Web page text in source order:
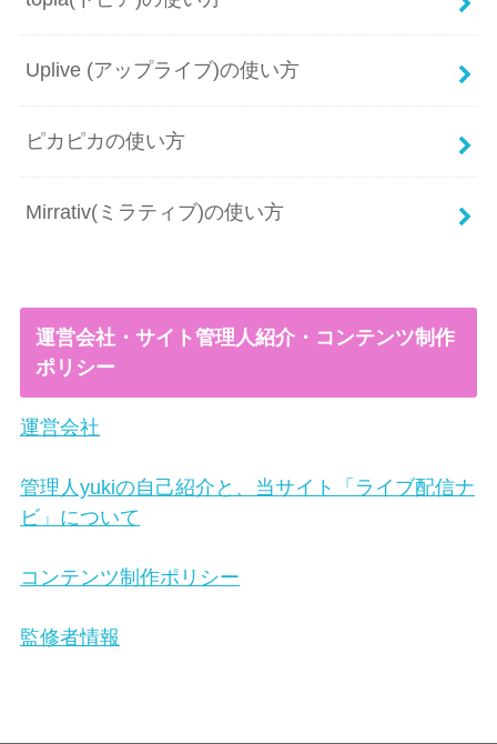
Uplive (アップライブ)の使い方
ピカピカの使い方
Mirrativ(ミラティブ)の使い方
運営会社・サイト管理人紹介・コンテンツ制作
ポリシー
運営会社
管理人yukiの自己紹介と、当サイト「ライブ配信ナ
ビ」について
コンテンツ制作ポリシー
監修者情報